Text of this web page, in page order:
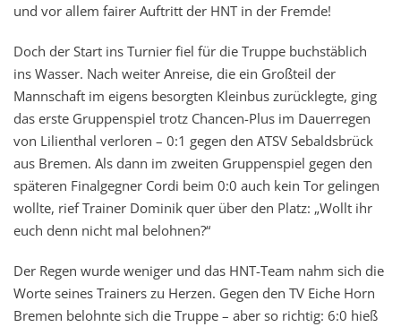
und vor allem fairer Auftritt der HNT in der Fremde!
Doch der Start ins Turnier fiel für die Truppe buchstäblich
ins Wasser. Nach weiter Anreise, die ein Großteil der
Mannschaft im eigens besorgten Kleinbus zurücklegte, ging
das erste Gruppenspiel trotz Chancen-Plus im Dauerregen
von Lilienthal verloren – 0:1 gegen den ATSV Sebaldsbrück
aus Bremen. Als dann im zweiten Gruppenspiel gegen den
späteren Finalgegner Cordi beim 0:0 auch kein Tor gelingen
wollte, rief Trainer Dominik quer über den Platz: „Wollt ihr
euch denn nicht mal belohnen?“
Der Regen wurde weniger und das HNT-Team nahm sich die
Worte seines Trainers zu Herzen. Gegen den TV Eiche Horn
Bremen belohnte sich die Truppe – aber so richtig: 6:0 hieß